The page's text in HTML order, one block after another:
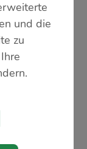
der Lyrik
Zimmermann
und die
zu